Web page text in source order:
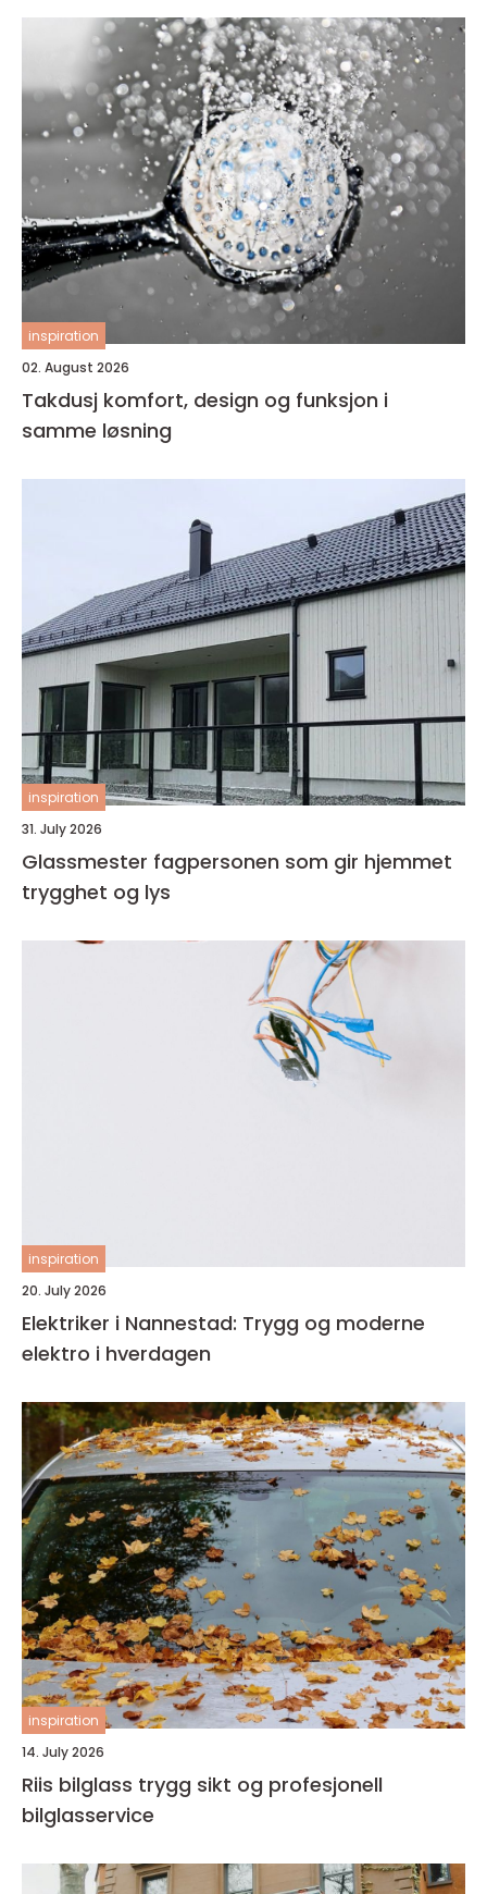
inspiration
02. August 2026
Takdusj komfort, design og funksjon i
samme løsning
inspiration
31. July 2026
Glassmester fagpersonen som gir hjemmet
trygghet og lys
inspiration
20. July 2026
Elektriker i Nannestad: Trygg og moderne
elektro i hverdagen
inspiration
14. July 2026
Riis bilglass trygg sikt og profesjonell
bilglasservice